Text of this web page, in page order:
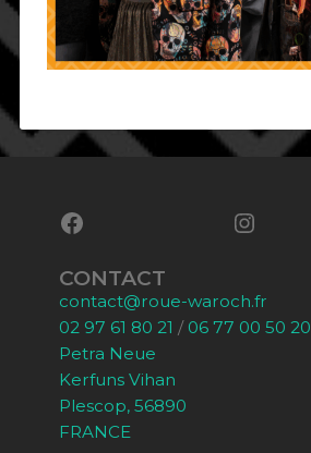
CONTACT
contact@roue-waroch.fr
02 97 61 80 21 / 06 77 00 50 20
Petra Neue
Kerfuns Vihan
Plescop, 56890
FRANCE